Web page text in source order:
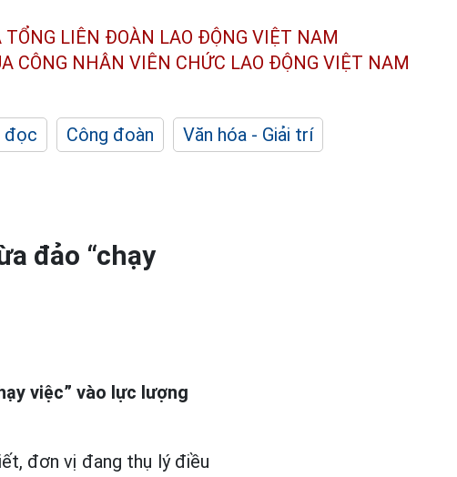
TỔNG LIÊN ĐOÀN LAO ĐỘNG VIỆT NAM
CÔNG NHÂN VIÊN CHỨC LAO ĐỘNG VIỆT NAM
đọc Công đoàn
Văn hóa - Giải trí
đảo “chạy
việc” vào lực lượng
đơn vị đang thụ lý điều